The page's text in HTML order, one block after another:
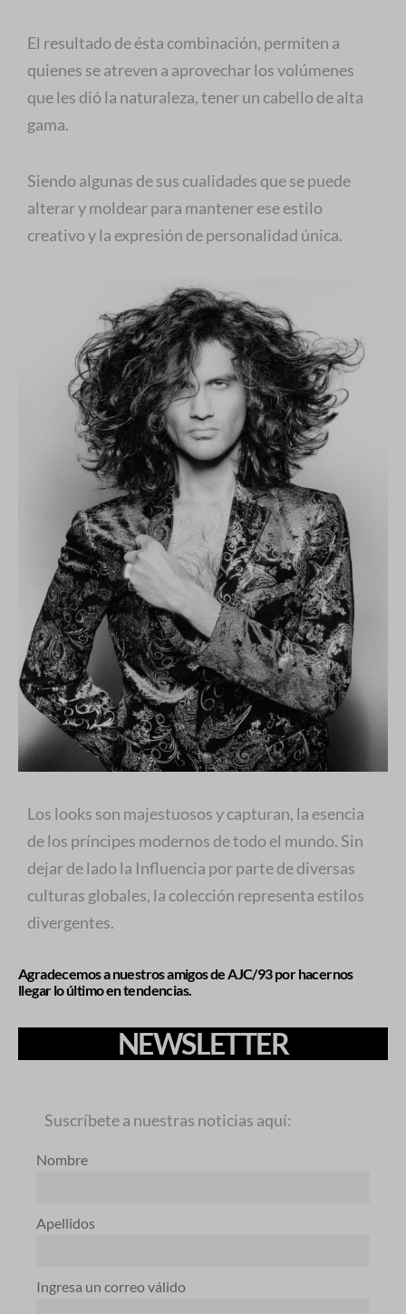
El resultado de ésta combinación, permiten a
quienes se atreven a aprovechar los volúmenes
que les dió la naturaleza, tener un cabello de alta
gama.
Siendo algunas de sus cualidades que se puede
alterar y moldear para mantener ese estilo
creativo y la expresión de personalidad única.
Los looks son majestuosos y capturan, la esencia
de los príncipes modernos de todo el mundo. Sin
dejar de lado la Influencia por parte de diversas
culturas globales, la colección representa estilos
divergentes.
Agradecemos a nuestros amigos de AJC/93 por hacernos
llegar lo último en tendencias.
NEWSLETTER
Suscríbete a nuestras noticias aquí:
Nombre
Apellidos
Ingresa un correo válido